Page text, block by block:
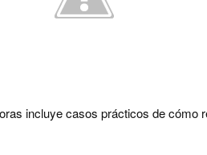
incluye casos prácticos de cómo